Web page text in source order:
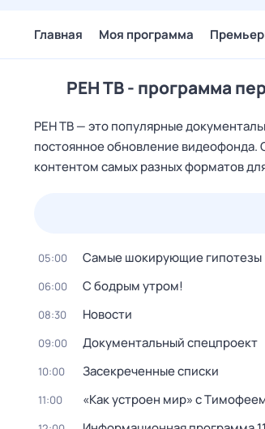
Главная Моя программа
РЕН ТВ - программа
РЕН ТВ — это популярные
постоянное обновление видеофонда.
контентом самых разных форматов
05:00 Самые шoкиpующие гипотезы
06:00 С бодрым утром!
08:30 Новости
09:00 Документальный спецпроект
10:00 Зaceкрeченные списки
11:00 «Как устроен мир» с